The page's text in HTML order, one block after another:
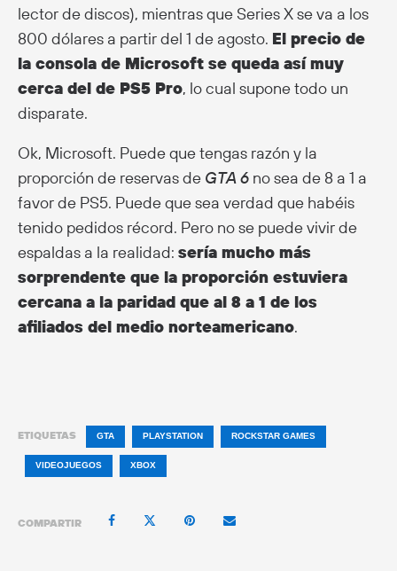
lector de discos), mientras que Series X se va a los
800 dólares a partir del 1 de agosto. El precio de
la consola de Microsoft se queda así muy
cerca del de PS5 Pro, lo cual supone todo un
disparate.
Ok, Microsoft. Puede que tengas razón y la
proporción de reservas de GTA 6 no sea de 8 a 1 a
favor de PS5. Puede que sea verdad que habéis
tenido pedidos récord. Pero no se puede vivir de
espaldas a la realidad: sería mucho más
sorprendente que la proporción estuviera
cercana a la paridad que al 8 a 1 de los
afiliados del medio norteamericano.
ETIQUETAS GTA PLAYSTATION ROCKSTAR GAMES
VIDEOJUEGOS XBOX
COMPARTIR